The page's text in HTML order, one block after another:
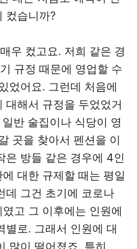
컸습니까?
우 컸고요. 저희 같은 경
규정 때문에 영업할 수
었어요. 그런데 처음에
대해서 규정을 두었었거
반 술집이나 식당이 영
곳을 찾아서 펜션을 이
은 방들 같은 경우에 4인
대한 규제할 때는 평일
데 그건 초기에 코로나
고 그 이후에는 인원에
별로. 그래서 인원에 대
많이 떨어졌죠. 특히